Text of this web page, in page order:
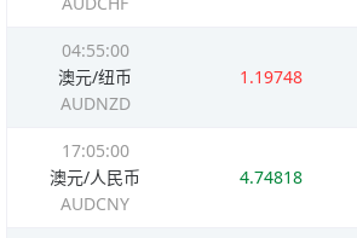
04:55:00
澳元/纽币
AUDNZD
1.19748
17:05:00
澳元/人民币
AUDCNY
4.74818